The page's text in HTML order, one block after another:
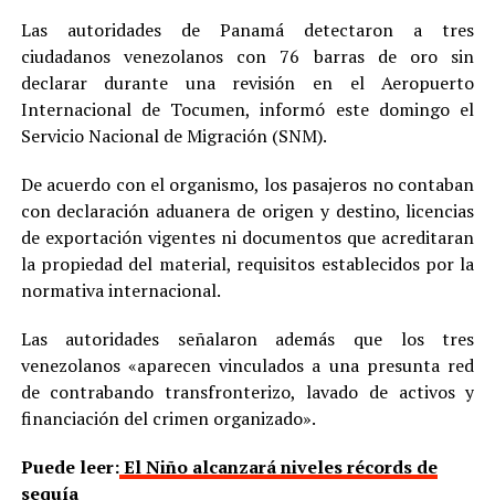
Las autoridades de Panamá detectaron a tres
ciudadanos venezolanos con 76 barras de oro sin
declarar durante una revisión en el Aeropuerto
Internacional de Tocumen, informó este domingo el
Servicio Nacional de Migración (SNM).
De acuerdo con el organismo, los pasajeros no contaban
con declaración aduanera de origen y destino, licencias
de exportación vigentes ni documentos que acreditaran
la propiedad del material, requisitos establecidos por la
normativa internacional.
Las autoridades señalaron además que los tres
venezolanos «aparecen vinculados a una presunta red
de contrabando transfronterizo, lavado de activos y
financiación del crimen organizado».
Puede leer:El Niño alcanzará niveles récords de
sequía